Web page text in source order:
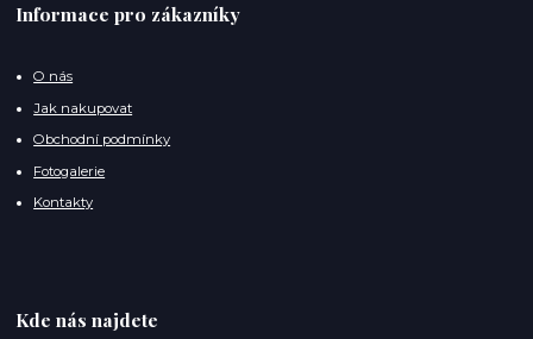
Informace pro zákazníky
O nás
Jak nakupovat
Obchodní podmínky
Fotogalerie
Kontakty
Kde nás najdete